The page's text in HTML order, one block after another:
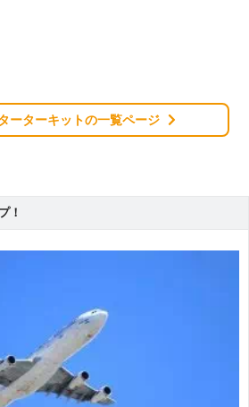
ーターキットの一覧ページ
！